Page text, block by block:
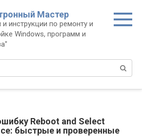
Мастер
и инструкции по ремонту и
Windows, программ и
Reboot and Select
быстрые и проверенные